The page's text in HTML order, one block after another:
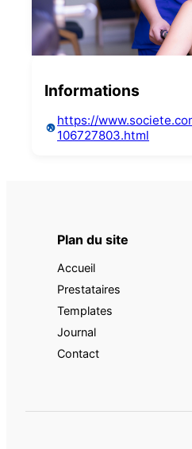
Informations
https://
106727803.html
Plan du site
Accueil
Prestataires
Templates
Journal
Contact